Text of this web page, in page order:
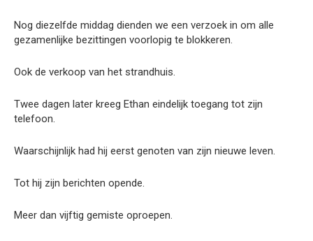
Nog diezelfde middag dienden we een verzoek in om alle
gezamenlijke bezittingen voorlopig te blokkeren.
Ook de verkoop van het strandhuis.
Twee dagen later kreeg Ethan eindelijk toegang tot zijn
telefoon.
Waarschijnlijk had hij eerst genoten van zijn nieuwe leven.
Tot hij zijn berichten opende.
Meer dan vijftig gemiste oproepen.